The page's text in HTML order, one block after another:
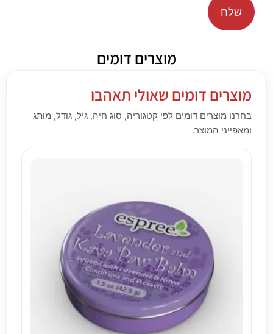
מוצרים דומים
מוצרים דומים שאולי תאהבו
בחרנו מוצרים דומים לפי קטגוריה, סוג חיה, גיל, גודל, מותג
ומאפייני המוצר.